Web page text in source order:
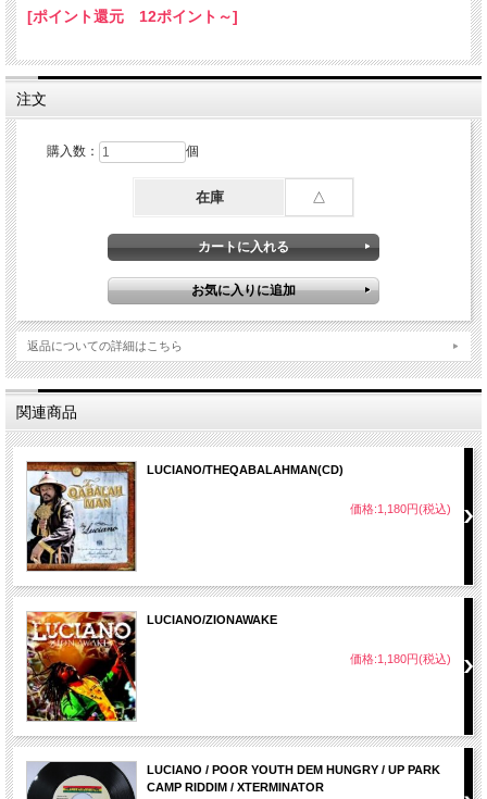
15． Tell Me Why
[ポイント還元 12ポイント～]
注文
購入数： 個
在庫 △
返品についての詳細はこちら
関連商品
LUCIANO/THEQABALAHMAN(CD)
価格:1,180円(税込)
LUCIANO/ZIONAWAKE
価格:1,180円(税込)
LUCIANO / POOR YOUTH DEM HUNGRY / UP PARK
CAMP RIDDIM / XTERMINATOR